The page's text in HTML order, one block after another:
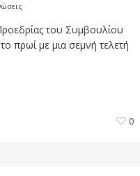
του Συμβουλίου
πρωί με μια σεμνή τελετή
0